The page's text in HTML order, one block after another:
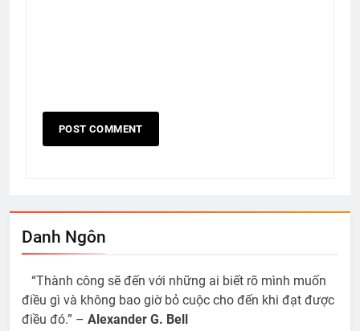
Danh Ngôn
“Thành công sẽ đến với những ai biết rõ mình muốn
điều gì và không bao giờ bỏ cuộc cho đến khi đạt được
điều đó.” – Alexander G. Bell